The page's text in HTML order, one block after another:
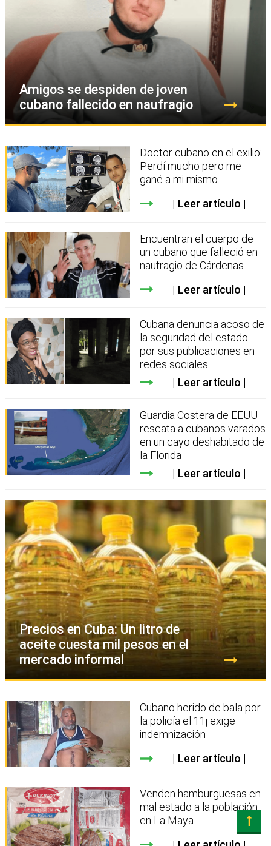
Amigos se despiden de joven
cubano fallecido en naufragio
Doctor cubano en el exilio:
Perdí mucho pero me
gané a mi mismo
Leer artículo
Encuentran el cuerpo de
un cubano que falleció en
naufragio de Cárdenas
Leer artículo
Cubana denuncia acoso de
la seguridad del estado
por sus publicaciones en
redes sociales
Leer artículo
Guardia Costera de EEUU
rescata a cubanos varados
en un cayo deshabitado de
la Florida
Leer artículo
Precios en Cuba: Un litro de
aceite cuesta mil pesos en el
mercado informal
Cubano herido de bala por
la policía el 11j exige
indemnización
Leer artículo
Venden hamburguesas en
mal estado a la población
en La Maya